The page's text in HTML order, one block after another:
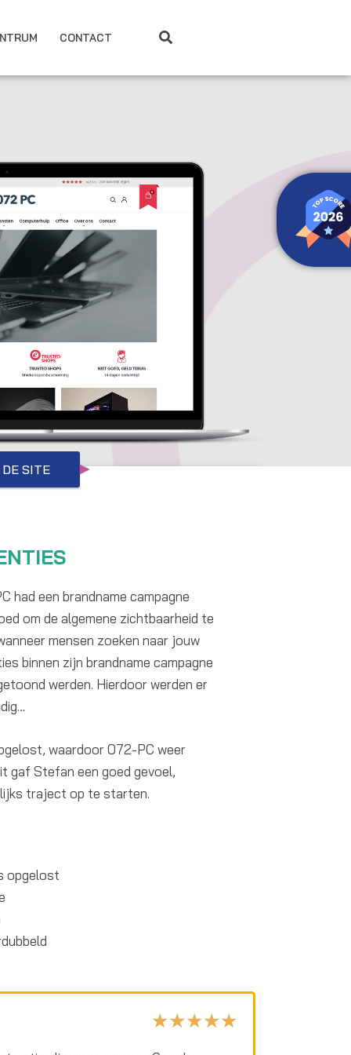
CONTACT
SITE
had een brandname campagne
om de algemene zichtbaarheid te
mensen zoeken naar jouw
binnen zijn brandname campagne
werden. Hierdoor werden er
waardoor 072-PC weer
gaf Stefan een goed gevoel,
traject op te starten.
opgelost
★★★★★W